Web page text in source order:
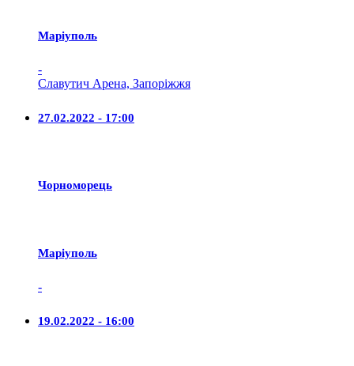
Маріуполь
-
Славутич Арена, Запоріжжя
27.02.2022 - 17:00
Чорноморець
Маріуполь
-
19.02.2022 - 16:00